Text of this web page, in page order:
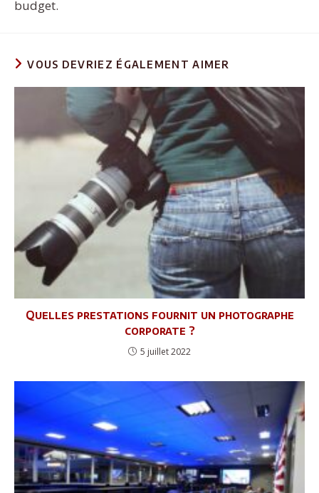
budget.
VOUS DEVRIEZ ÉGALEMENT AIMER
Quelles prestations fournit un photographe
corporate ?
5 juillet 2022